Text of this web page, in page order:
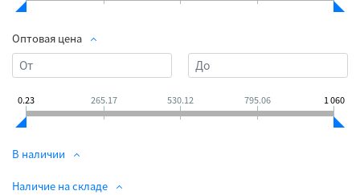
Оптовая цена
0.23 265.17 530.12 795.06 1 060
В наличии
Наличие на складе